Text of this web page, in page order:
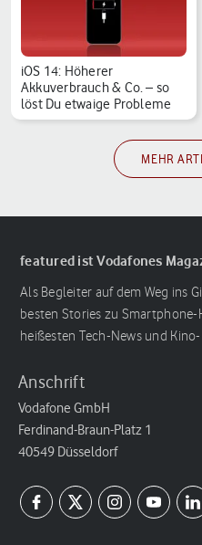
iOS 14: Höherer
Akkuverbrauch & Co. – so
löst Du etwaige Probleme
MEHR
featured ist Vodafones
Als Begleiter auf dem Weg ins
besten Stories zu
heißesten Tech-News und
Anschrift
Vodafone GmbH
Ferdinand-Braun-Platz 1
40549 Düsseldorf